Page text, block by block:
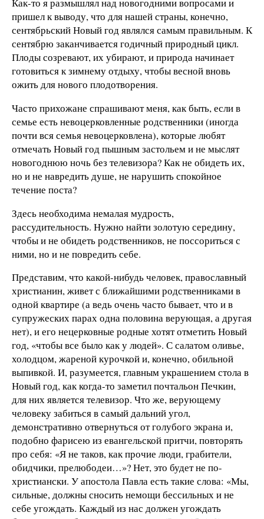
пришел к выводу, что для нашей страны, конечно,
сентябрьский Новый год являлся самым правильным. К
сентябрю заканчивается годичный природный цикл.
Плоды созревают, их убирают, и природа начинает
готовиться к зимнему отдыху, чтобы весной вновь
ожить для нового плодотворения.
Часто прихожане спрашивают меня, как быть, если в
семье есть невоцерковленные родственники (иногда
почти вся семья невоцерковлена), которые любят
отмечать Новый год пышным застольем и не мыслят
новогоднюю ночь без телевизора? Как не обидеть их,
но и не навредить душе, не нарушить спокойное
течение поста?
Здесь необходима немалая мудрость,
рассудительность. Нужно найти золотую середину,
чтобы и не обидеть родственников, не поссориться с
ними, но и не повредить себе.
Представим, что какой-нибудь человек, православный
христианин, живет с ближайшими родственниками в
одной квартире (а ведь очень часто бывает, что и в
супружеских парах одна половина верующая, а другая
нет), и его нецерковные родные хотят отметить Новый
год, «чтобы все было как у людей». С салатом оливье,
холодцом, жареной курочкой и, конечно, обильной
выпивкой. И, разумеется, главным украшением стола в
Новый год, как когда-то заметил почтальон Печкин,
для них является телевизор. Что же, верующему
человеку забиться в самый дальний угол,
демонстративно отвернуться от голубого экрана и,
подобно фарисею из евангельской притчи, повторять
про себя: «Я не таков, как прочие люди, грабители,
обидчики, прелюбодеи…»? Нет, это будет не по-
христиански. У апостола Павла есть такие слова: «Мы,
сильные, должны сносить немощи бессильных и не
себе угождать. Каждый из нас должен угождать